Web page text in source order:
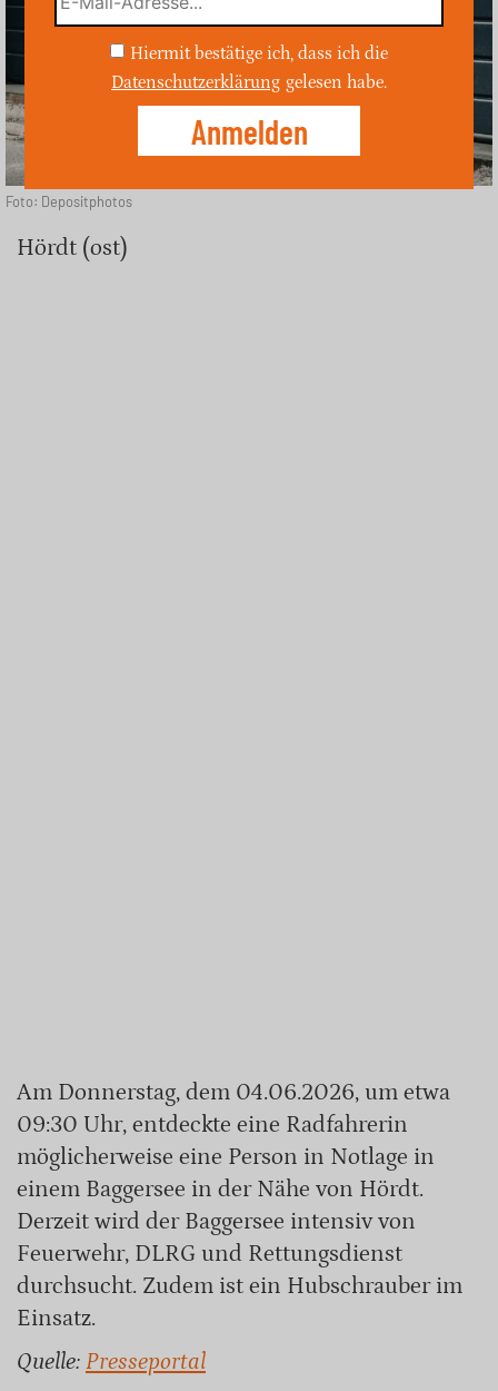
Foto: Depositphotos
Hördt (ost)
Am Donnerstag, dem 04.06.2026, um etwa
09:30 Uhr, entdeckte eine Radfahrerin
möglicherweise eine Person in Notlage in
einem Baggersee in der Nähe von Hördt.
Derzeit wird der Baggersee intensiv von
Feuerwehr, DLRG und Rettungsdienst
durchsucht. Zudem ist ein Hubschrauber im
Einsatz.
Quelle: Presseportal
Hiermit bestätige ich, dass ich die
Datenschutzerklärung gelesen habe.